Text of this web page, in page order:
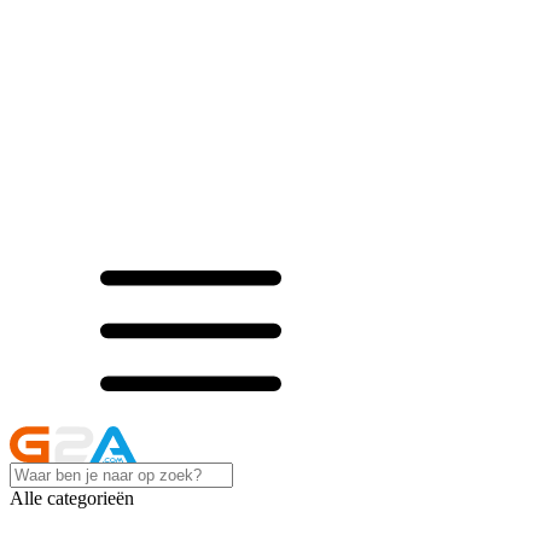
Alle categorieën